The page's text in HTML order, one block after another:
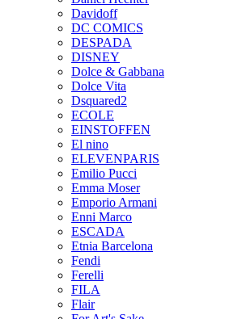
Davidoff
DC COMICS
DESPADA
DISNEY
Dolce & Gabbana
Dolce Vita
Dsquared2
ECOLE
EINSTOFFEN
El nino
ELEVENPARIS
Emilio Pucci
Emma Moser
Emporio Armani
Enni Marco
ESCADA
Etnia Barcelona
Fendi
Ferelli
FILA
Flair